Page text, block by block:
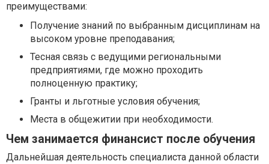
преимуществами:
Получение знаний по выбранным дисциплинам на
высоком уровне преподавания;
Тесная связь с ведущими региональными
предприятиями, где можно проходить
полноценную практику;
Гранты и льготные условия обучения;
Места в общежитии при необходимости.
Чем занимается финансист после обучения
Дальнейшая деятельность специалиста данной области